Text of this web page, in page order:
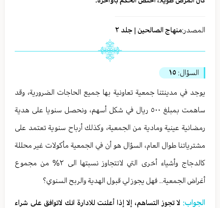
المصدر:منهاج الصالحين | جلد ٢
السؤال: ١٥
يوجد في مدينتنا جمعية تعاونية بها جميع الحاجات الضرورية، وقد
ساهمت بمبلغ ٥٠٠ ريال في شكل أسهم، ونحصل سنويا على هدية
رمضانية عينية ومادية من الجمعية، وكذلك أرباح سنوية تعتمد على
مشترياتنا طوال العام، السؤال هو أن في الجمعية مأكولات غير محللة
كالدجاج وأشياء أخرى التي لاتتجاوز نسبتها الى ٢% من مجموع
أغراض الجمعية.. فهل يجوز لي قبول الهدية والربح السنوي؟
الجواب: لا تجوز التساهم، إلا إذا أعلنت للادارة انك لاتوافق على شراء